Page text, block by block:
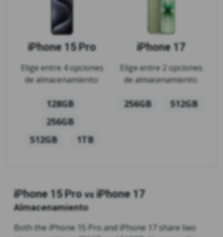
iPhone 15 Pro
Elige entre 4 opciones
de almacenamiento:
128GB
256GB
512GB
1TB
iPhone 17
Elige entre 2 opciones
de almacenamiento:
256GB 512GB
iPhone 15 Pro vs iPhone 17
Almacenamiento
Both the iPhone 15 Pro and iPhone 17 share two